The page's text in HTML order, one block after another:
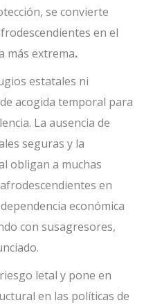
se convierte
en el
más extrema.
estatales ni
acogida temporal para
La ausencia de
seguras y la
obligan a muchas
en
económica
con susagresores,
letal y pone en
en las políticas de